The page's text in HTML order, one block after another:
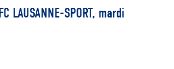
LAUSANNE-SPORT, mardi